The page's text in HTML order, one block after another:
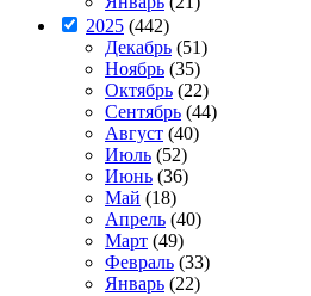
2025 (442)
Декабрь (51)
Ноябрь (35)
Октябрь (22)
Сентябрь (44)
Август (40)
Июль (52)
Июнь (36)
Май (18)
Апрель (40)
Март (49)
Февраль (33)
Январь (22)